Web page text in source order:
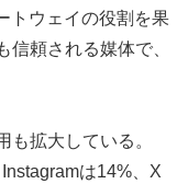
トウェイの役割を果
頼される媒体で、
拡大している。
は14%、X